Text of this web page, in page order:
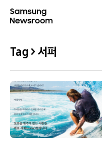
Tag > 서퍼